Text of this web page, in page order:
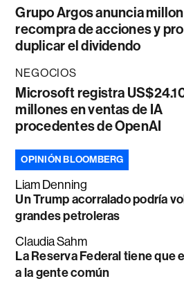
Grupo Argos anuncia
recompra de acciones y
duplicar el dividendo
NEGOCIOS
Microsoft registra
millones en ventas de IA
procedentes de OpenAI
OPINIÓN BLOOMBERG
Liam Denning
Un Trump acorralado podría
grandes petroleras
Claudia Sahm
La Reserva Federal tiene que
a la gente común